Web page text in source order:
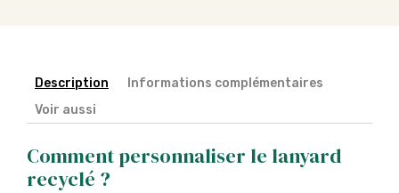
Description
Informations complémentaires
Voir aussi
Comment personnaliser le lanyard
recyclé ?